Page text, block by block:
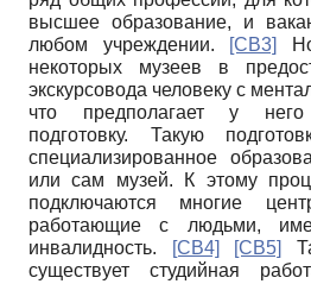
высшее образование, и
любом учреждении. [СВ3]
некоторых музеев в
экскурсовода человеку с
что предполагает у него
подготовку. Такую
специализированное
или сам музей. К этому
подключаются многие
работающие с людьми,
инвалидность.
[СВ4] [СВ5]
существует студийная